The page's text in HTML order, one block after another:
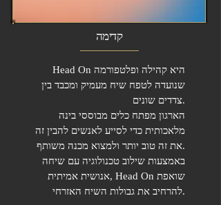
קדימה
Head On היא קהילה ופלטפורמה
שנועדה לטפח שיח מעמיק ומכבד בין
צדדים שונים.
הארגון מפתח כלים מבוססי בינה
מלאכותית כדי לסייע לאנשים להבין זה
את זה טוב יותר ולמצוא מכנה משותף.
באמצעות שילוב טכנולוגיה עם שיחה
אנושית אמיתית, Head On שואפת
להרחיב את גבולות השיח האזרחי.